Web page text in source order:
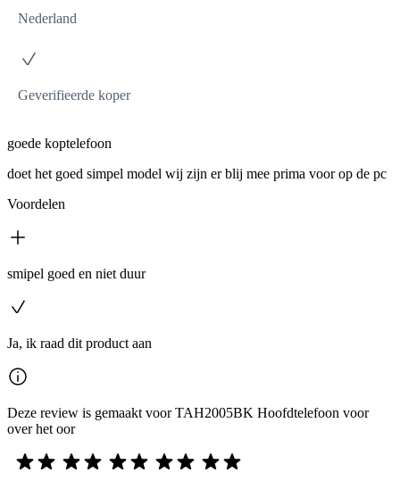
Nederland
Geverifieerde koper
goede koptelefoon
doet het goed simpel model wij zijn er blij mee prima voor op de pc
Voordelen
smipel goed en niet duur
Ja, ik raad dit product aan
Deze review is gemaakt voor TAH2005BK Hoofdtelefoon voor
over het oor